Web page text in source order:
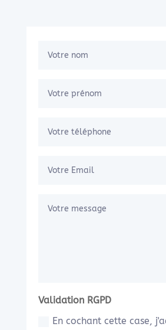
Validation RGPD
En cochant cette case,